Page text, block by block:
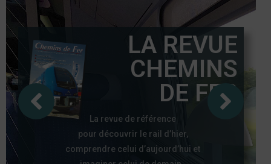
LA REVUE
CHEMINS
DE FER
La revue de référence
pour découvrir le rail d’hier,
comprendre celui d’aujourd’hui et